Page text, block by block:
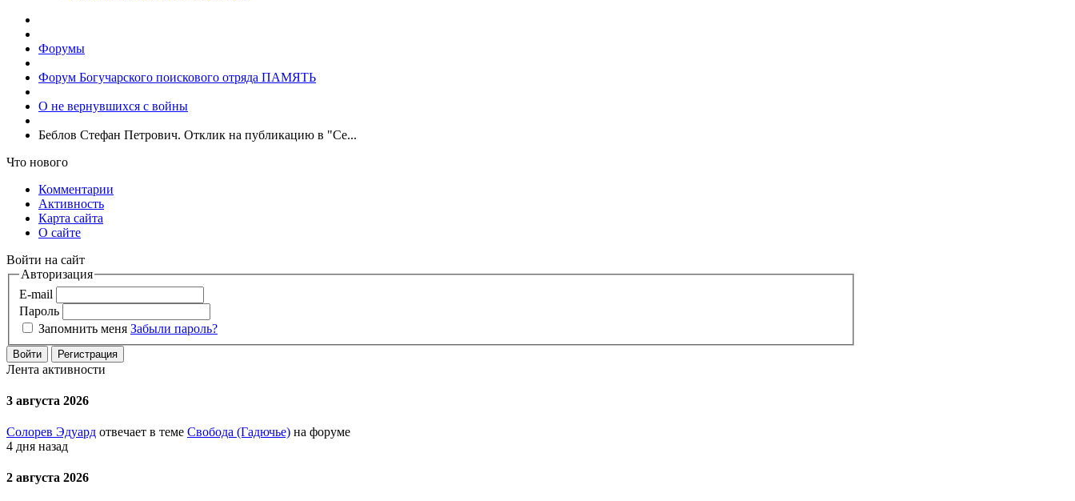
Форумы
Форум Богучарского поискового отряда ПАМЯТЬ
О не вернувшихся с войны
Беблов Стефан Петрович. Отклик на публикацию в "Се...
Что нового
Комментарии
Активность
Карта сайта
О сайте
Войти на сайт
Авторизация
E-mail
Пароль
Запомнить меня Забыли пароль?
Войти Регистрация
Лента активности
3 августа 2026
Солорев Эдуард отвечает в теме Свобода (Гадючье) на форуме
4 дня назад
2 августа 2026